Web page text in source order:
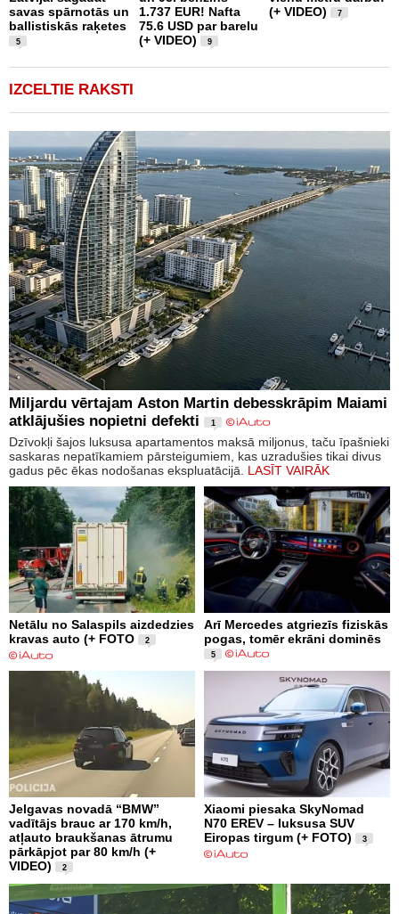
savas spārnotās un
ballistiskās raķetes
5
1.737 EUR! Nafta
75.6 USD par barelu
(+ VIDEO)
9
(+ VIDEO)
7
IZCELTIE RAKSTI
Miljardu vērtajam Aston Martin debesskrāpim Maiami
atklājušies nopietni defekti
1
Dzīvokļi šajos luksusa apartamentos maksā miljonus, taču īpašnieki
saskaras nepatīkamiem pārsteigumiem, kas uzradušies tikai divus
gadus pēc ēkas nodošanas ekspluatācijā. LASĪT VAIRĀK
Netālu no Salaspils aizdedzies
kravas auto (+ FOTO
2
Arī Mercedes atgriezīs fiziskās
pogas, tomēr ekrāni dominēs
5
Jelgavas novadā “BMW”
vadītājs brauc ar 170 km/h,
atļauto braukšanas ātrumu
pārkāpjot par 80 km/h (+
VIDEO)
2
Xiaomi piesaka SkyNomad
N70 EREV – luksusa SUV
Eiropas tirgum (+ FOTO)
3